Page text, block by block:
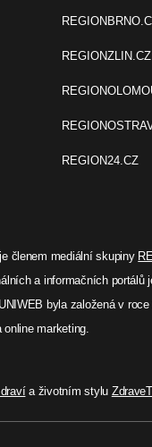
REGIONZLIN.CZ
REGION24.CZ
členem mediální skupiny
a informačních portálů
byla založená v
marketing.
a životním stylu